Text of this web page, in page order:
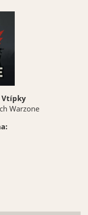
Vtípky
Warzone